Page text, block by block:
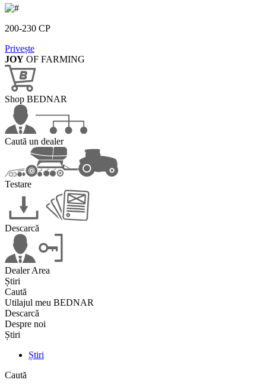
200-230 CP
Privește
JOY OF FARMING
Shop BEDNAR
Caută un dealer
Testare
Descarcă
Dealer Area
Știri
Caută
Utilajul meu BEDNAR
Descarcă
Despre noi
Știri
Știri
Caută